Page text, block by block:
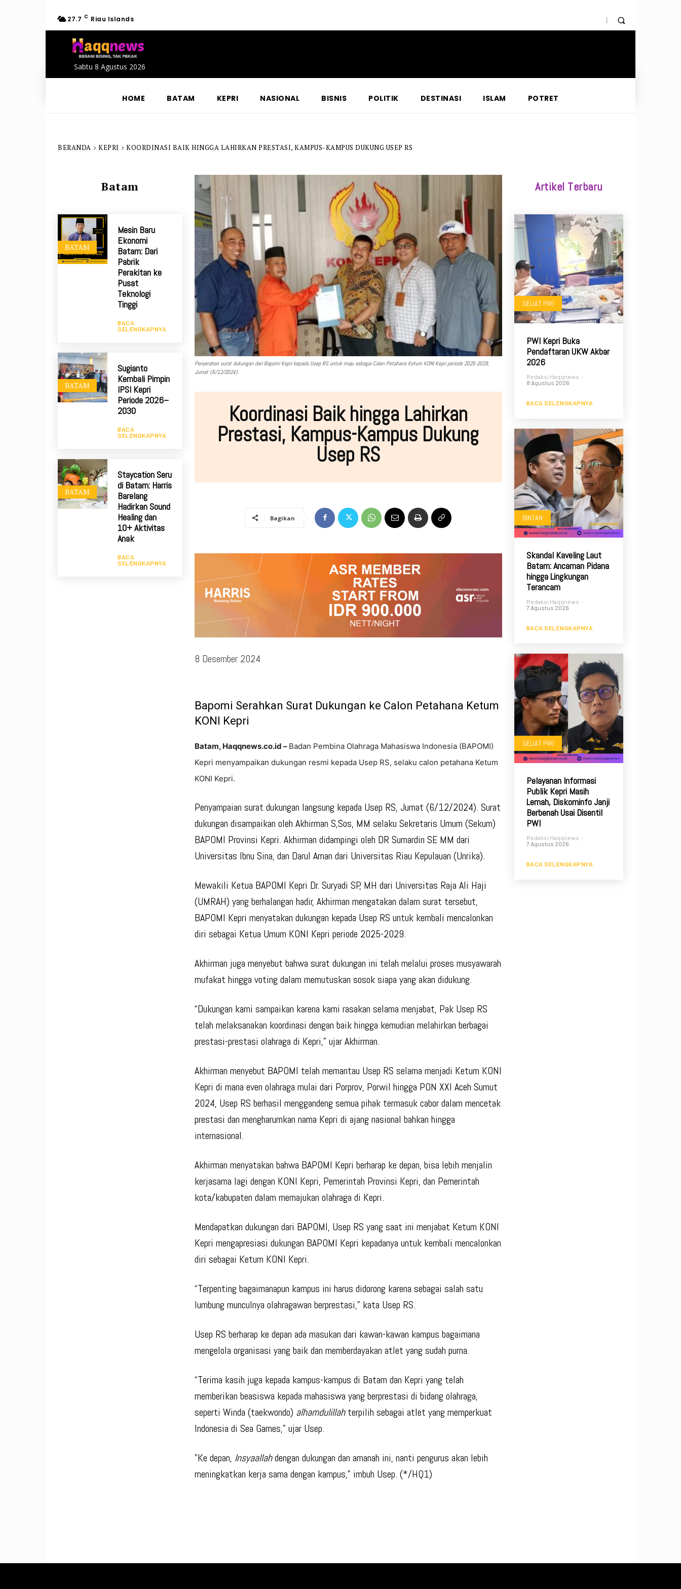
27.7 C Riau Islands
Sabtu 8 Agustus 2026
HOME BATAM KEPRI NASIONAL BISNIS POLITIK DESTINASI ISLAM POTRET
BERANDA KEPRI KOORDINASI BAIK HINGGA LAHIRKAN PRESTASI, KAMPUS-KAMPUS DUKUNG USEP RS
Batam
BATAM
Mesin Baru
Ekonomi
Batam: Dari
Pabrik
Perakitan ke
Pusat
Teknologi
Tinggi
BACA
SELENGKAPNYA
BATAM
Sugianto
Kembali Pimpin
IPSI Kepri
Periode 2026–
2030
BACA
SELENGKAPNYA
BATAM
Staycation Seru
di Batam: Harris
Barelang
Hadirkan Sound
Healing dan
10+ Aktivitas
Anak
BACA
SELENGKAPNYA
Penyerahan surat dukungan dari Bapomi Kepri kepada Usep RS untuk maju sebagai Calon Petahana Ketum KONI Kepri periode 2025-2029,
Jumat (6/12/2024).
Koordinasi Baik hingga Lahirkan
Prestasi, Kampus-Kampus Dukung
Usep RS
Bagikan
8 Desember 2024
Bapomi Serahkan Surat Dukungan ke Calon Petahana Ketum
KONI Kepri
Batam, Haqqnews.co.id – Badan Pembina Olahraga Mahasiswa Indonesia (BAPOMI)
Kepri menyampaikan dukungan resmi kepada Usep RS, selaku calon petahana Ketum
KONI Kepri.
Penyampaian surat dukungan langsung kepada Usep RS, Jumat (6/12/2024). Surat
dukungan disampaikan oleh Akhirman S,Sos, MM selaku Sekretaris Umum (Sekum)
BAPOMI Provinsi Kepri. Akhirman didampingi oleh DR Sumardin SE MM dari
Universitas Ibnu Sina, dan Darul Aman dari Universitas Riau Kepulauan (Unrika).
Mewakili Ketua BAPOMI Kepri Dr. Suryadi SP, MH dari Universitas Raja Ali Haji
(UMRAH) yang berhalangan hadir, Akhirman mengatakan dalam surat tersebut,
BAPOMI Kepri menyatakan dukungan kepada Usep RS untuk kembali mencalonkan
diri sebagai Ketua Umum KONI Kepri periode 2025-2029.
Akhirman juga menyebut bahwa surat dukungan ini telah melalui proses musyawarah
mufakat hingga voting dalam memutuskan sosok siapa yang akan didukung.
“Dukungan kami sampaikan karena kami rasakan selama menjabat, Pak Usep RS
telah melaksanakan koordinasi dengan baik hingga kemudian melahirkan berbagai
prestasi-prestasi olahraga di Kepri,” ujar Akhirman.
Akhirman menyebut BAPOMI telah memantau Usep RS selama menjadi Ketum KONI
Kepri di mana even olahraga mulai dari Porprov, Porwil hingga PON XXI Aceh Sumut
2024, Usep RS berhasil menggandeng semua pihak termasuk cabor dalam mencetak
prestasi dan mengharumkan nama Kepri di ajang nasional bahkan hingga
internasional.
Akhirman menyatakan bahwa BAPOMI Kepri berharap ke depan, bisa lebih menjalin
kerjasama lagi dengan KONI Kepri, Pemerintah Provinsi Kepri, dan Pemerintah
kota/kabupaten dalam memajukan olahraga di Kepri.
Mendapatkan dukungan dari BAPOMI, Usep RS yang saat ini menjabat Ketum KONI
Kepri mengapresiasi dukungan BAPOMI Kepri kepadanya untuk kembali mencalonkan
diri sebagai Ketum KONI Kepri.
“Terpenting bagaimanapun kampus ini harus didorong karena sebagai salah satu
lumbung munculnya olahragawan berprestasi,” kata Usep RS.
Usep RS berharap ke depan ada masukan dari kawan-kawan kampus bagaimana
mengelola organisasi yang baik dan memberdayakan atlet yang sudah purna.
“Terima kasih juga kepada kampus-kampus di Batam dan Kepri yang telah
memberikan beasiswa kepada mahasiswa yang berprestasi di bidang olahraga,
seperti Winda (taekwondo) alhamdulillahterpilih sebagai atlet yang memperkuat
Indonesia di Sea Games,” ujar Usep.
”Ke depan, Insyaallahdengan dukungan dan amanah ini, nanti pengurus akan lebih
meningkatkan kerja sama dengan kampus,” imbuh Usep. (*/HQ1)
Artikel Terbaru
GELIAT PWI
PWI Kepri Buka
Pendaftaran UKW Akbar
2026
Redaksi Haqqnews -
8 Agustus 2026
BACA SELENGKAPNYA
BINTAN
Skandal Kaveling Laut
Batam: Ancaman Pidana
hingga Lingkungan
Terancam
Redaksi Haqqnews -
7 Agustus 2026
BACA SELENGKAPNYA
GELIAT PWI
Pelayanan Informasi
Publik Kepri Masih
Lemah, Diskominfo Janji
Berbenah Usai Disentil
PWI
Redaksi Haqqnews -
7 Agustus 2026
BACA SELENGKAPNYA